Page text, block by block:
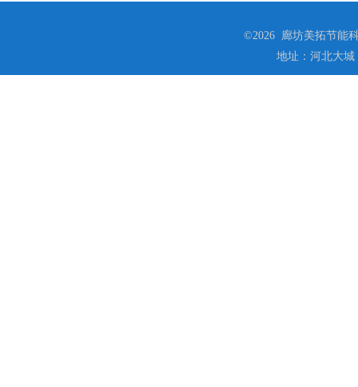
©2026 廊坊美拓节能
地址：河北大城